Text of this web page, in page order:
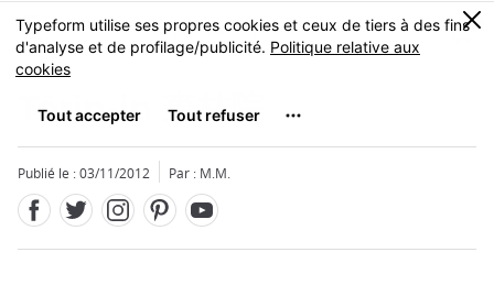
Skip
to
main
MENU
0
Tôrin-in 東林院
Publié le : 03/11/2012 Par : M.M.